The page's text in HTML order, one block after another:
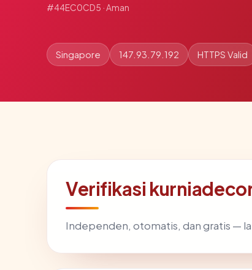
#44EC0CD5 · Aman
Singapore 147.93.79.192 HTTPS Valid
Verifikasi
Independen, otomatis, dan gratis —